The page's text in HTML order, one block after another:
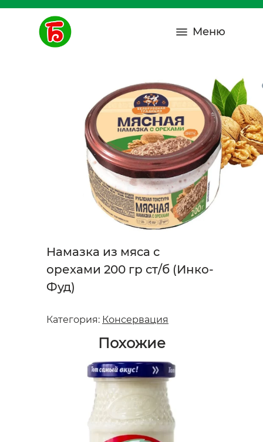
Меню
Намазка из мяса с
орехами 200 гр ст/б (Инко-
Фуд)
Категория: Консервация
Похожие